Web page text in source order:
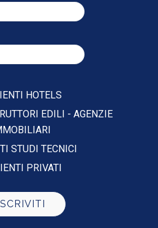
HOTELS
EDILI - AGENZIE
STUDI TECNICI
PRIVATI